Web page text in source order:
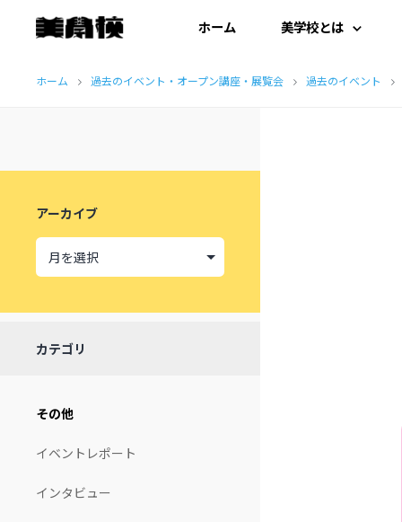
ッ
ホーム 美学校とは
はじめての方へ
ホーム 過去のイベント・オープン講座・展覧会 過去のイベント
アーカイブ
カテゴリ
その他
イベントレポート
インタビュー